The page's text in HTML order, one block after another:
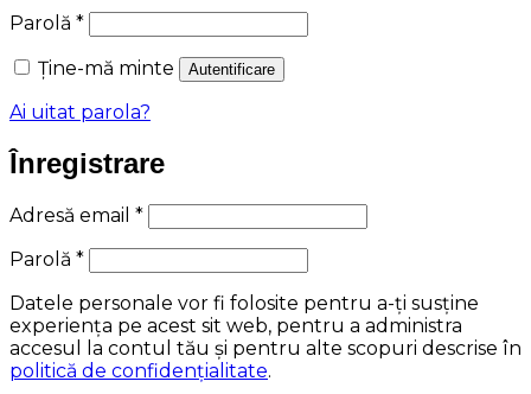
Parolă *Obligatoriu
Ține-mă minte Autentificare
Ai uitat parola?
Înregistrare
Adresă email *Obligatoriu
Parolă *Obligatoriu
Datele personale vor fi folosite pentru a-ți susține
experiența pe acest sit web, pentru a administra
accesul la contul tău și pentru alte scopuri descrise în
politică de confidențialitate.